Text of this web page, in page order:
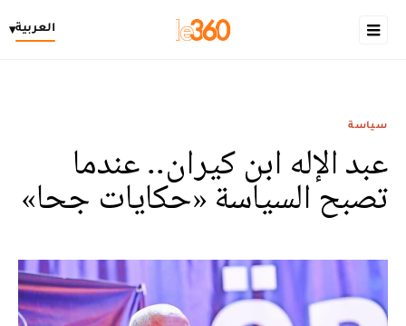
العربية▾
سياسة
عبد الإله ابن كيران.. عندما
تصبح السياسة «حكايات جحا»